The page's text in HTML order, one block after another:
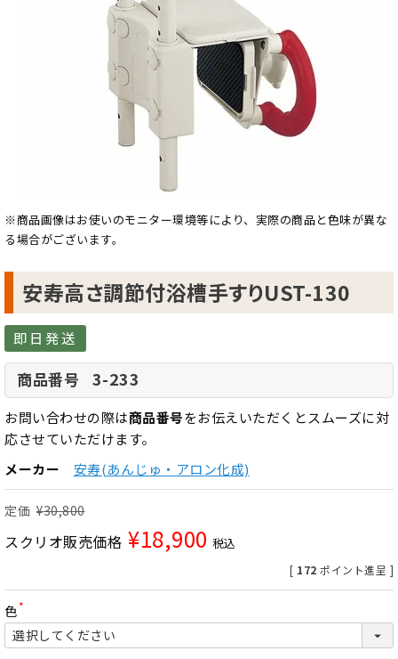
※商品画像はお使いのモニター環境等により、実際の商品と色味が異な
る場合がございます。
安寿高さ調節付浴槽手すりUST-130
即日発送
商品番号 3-233
お問い合わせの際は商品番号をお伝えいただくとスムーズに対
応させていただけます。
メーカー
安寿(あんじゅ・アロン化成)
定価 ¥30,800
スクリオ販売価格 ¥18,900 税込
[ 172 ポイント進呈 ]
色
(
必
須